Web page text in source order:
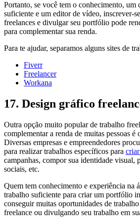
Portanto, se você tem o conhecimento, um
suficiente e um editor de vídeo, inscrever-
freelances e divulgar seu portfólio pode
para complementar sua renda.
Para te ajudar, separamos alguns sites de
Fiverr
Freelancer
Workana
17. Design gráfico
Outra opção muito popular de trabalho
complementar a renda de muitas pessoas é
Diversas empresas e empreendedores
para realizar trabalhos específicos para
campanhas, compor sua identidade visual,
sociais, etc.
Quem tem conhecimento e experiência na
trabalho suficiente para criar um portfólio
conseguir muitas oportunidades de
freelance ou divulgando seu trabalho em